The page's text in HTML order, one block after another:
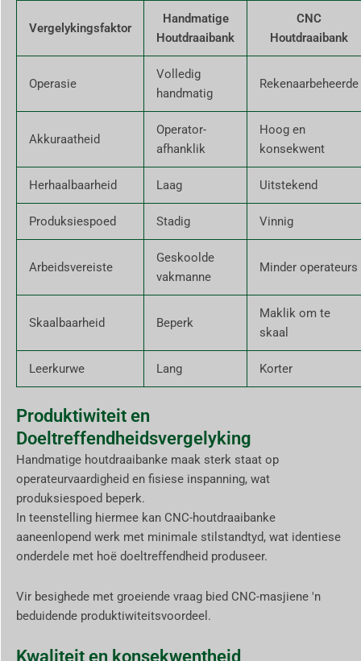
Vergelykingsfaktor
Handmatige
Houtdraaibank
CNC
Houtdraaibank
Operasie
Volledig
handmatig
Rekenaarbeheerde
Akkuraatheid
Operator-
afhanklik
Hoog en
konsekwent
Herhaalbaarheid Laag Uitstekend
Produksiespoed Stadig Vinnig
Arbeidsvereiste
Geskoolde
vakmanne
Minder operateurs
Skaalbaarheid Beperk
Maklik om te
skaal
Leerkurwe Lang Korter
Produktiwiteit en
Doeltreffendheidsvergelyking
Handmatige houtdraaibanke maak sterk staat op
operateurvaardigheid en fisiese inspanning, wat
produksiespoed beperk.
In teenstelling hiermee kan CNC-houtdraaibanke
aaneenlopend werk met minimale stilstandtyd, wat identiese
onderdele met hoë doeltreffendheid produseer.
Vir besighede met groeiende vraag bied CNC-masjiene 'n
beduidende produktiwiteitsvoordeel.
Kwaliteit en konsekwentheid